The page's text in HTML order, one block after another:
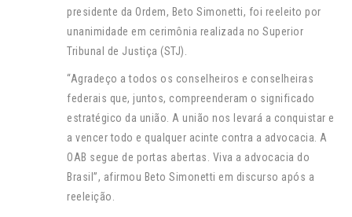
presidente da Ordem, Beto Simonetti, foi reeleito por
unanimidade em cerimônia realizada no Superior
Tribunal de Justiça (STJ).
“Agradeço a todos os conselheiros e conselheiras
federais que, juntos, compreenderam o significado
estratégico da união. A união nos levará a conquistar e
a vencer todo e qualquer acinte contra a advocacia. A
OAB segue de portas abertas. Viva a advocacia do
Brasil”, afirmou Beto Simonetti em discurso após a
reeleição.